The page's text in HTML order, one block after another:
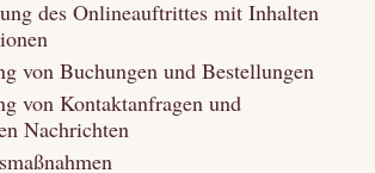
des Onlineauftrittes mit Inhalten
von Buchungen und Bestellungen
von Kontaktanfragen und
Nachrichten